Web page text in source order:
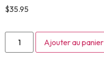
$35.95
Ajouter au panier